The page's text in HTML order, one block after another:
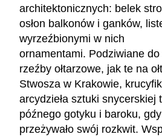
architektonicznych: belek
osłon balkonów i ganków,
wyrzeźbionymi w nich
ornamentami. Podziwiane
rzeźby ołtarzowe, jak te na
Stwosza w Krakowie,
arcydzieła sztuki snycerskiej
późnego gotyku i baroku,
przeżywało swój rozkwit.